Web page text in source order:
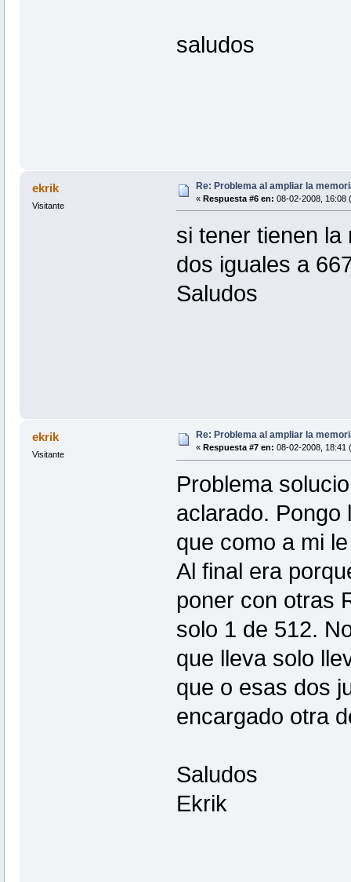
saludos
ekrik
Visitante
Re: Problema al ampliar la
« Respuesta #6 en: 08-02-2008, 16:08
si tener tienen
dos iguales a
Saludos
ekrik
Visitante
Re: Problema al ampliar la
« Respuesta #7 en: 08-02-2008, 18:41
Problema
aclarado. Pongo
que como a mi
Al final era
poner con otras
solo 1 de 512.
que lleva solo
que o esas dos
encargado otra
Saludos
Ekrik